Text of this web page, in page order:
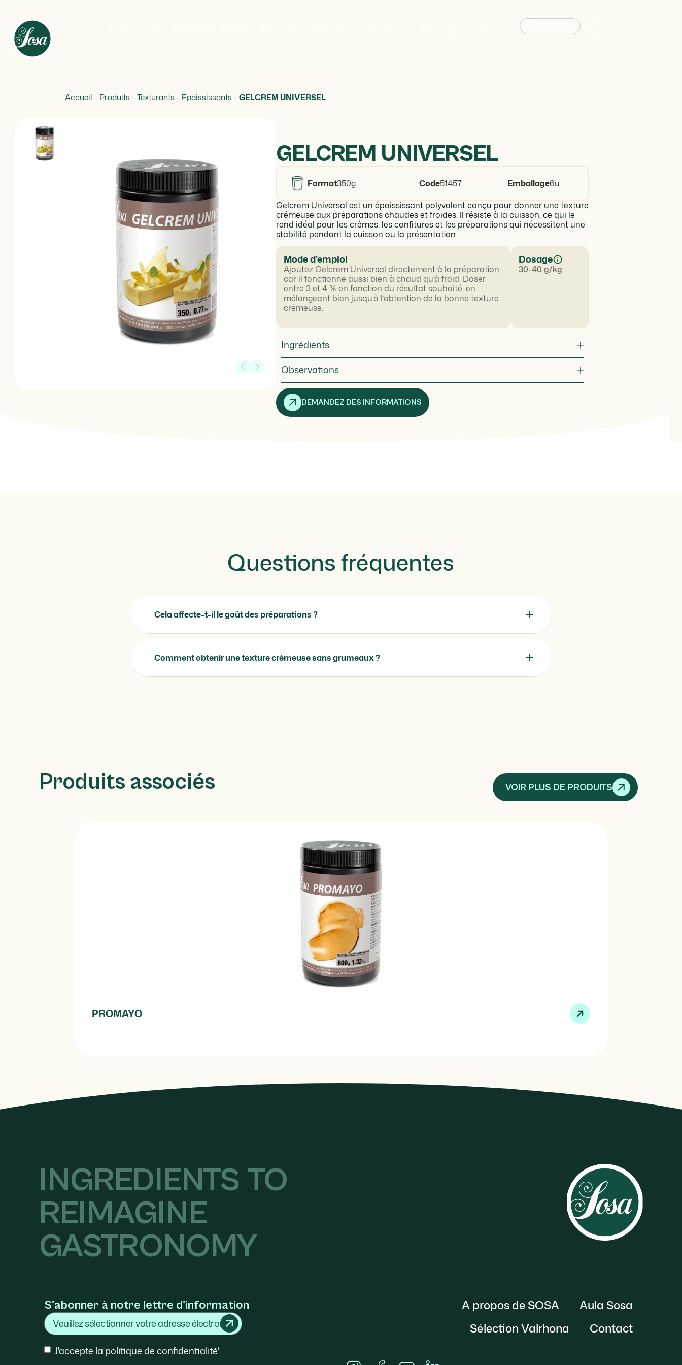
Accueil - Produits -Texturants - Epaississants -GELCREM UNIVERSEL
GELCREM UNIVERSEL
Format350g Code51457 Emballage6u
Gelcrem Universal est un épaississant polyvalent conçu pour donner une texture
crémeuse aux préparations chaudes et froides. Il résiste à la cuisson, ce qui le
rend idéal pour les crèmes, les confitures et les préparations qui nécessitent une
stabilité pendant la cuisson ou la présentation.
Mode d’emploi
Ajoutez Gelcrem Universal directement à la préparation,
car il fonctionne aussi bien à chaud qu’à froid. Doser
entre 3 et 4 % en fonction du résultat souhaité, en
mélangeant bien jusqu’à l’obtention de la bonne texture
crémeuse.
Dosage
30-40 g/kg
Ingrédients
Observations
DEMANDEZ DES INFORMATIONS
Questions fréquentes
Cela affecte-t-il le goût des préparations ?
Comment obtenir une texture crémeuse sans grumeaux ?
Produits associés VOIR PLUS DE PRODUITS
PROMAYO
INGREDIENTS TO
REIMAGINE
GASTRONOMY
S'abonner à notre lettre d'information
Courriel
Consentement
J'accepte la politique de confidentialité*.
A propos de SOSA
Aula Sosa
Sélection Valrhona
Contact